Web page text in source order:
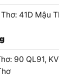
41D Mậu
90 QL91,